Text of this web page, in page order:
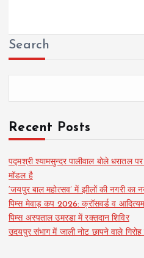
Search
Recent Posts
पद्मश्री श्यामसुन्दर पालीवाल बोले धरातल पर
मॉडल है
‘जयपुर बाल महोत्सव’ में झीलों की नगरी का
पिम्स मेवाड़ कप 2026: क्रॉसवर्ड व
पिम्स अस्पताल उमरडा में रक्तदान शिविर
उदयपुर संभाग में जाली नोट छापने वाले